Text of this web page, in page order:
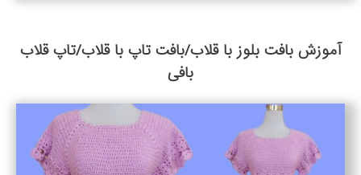
آموزش بافت بلوز با قلاب/بافت تاپ با قلاب/تاپ قلاب
بافی